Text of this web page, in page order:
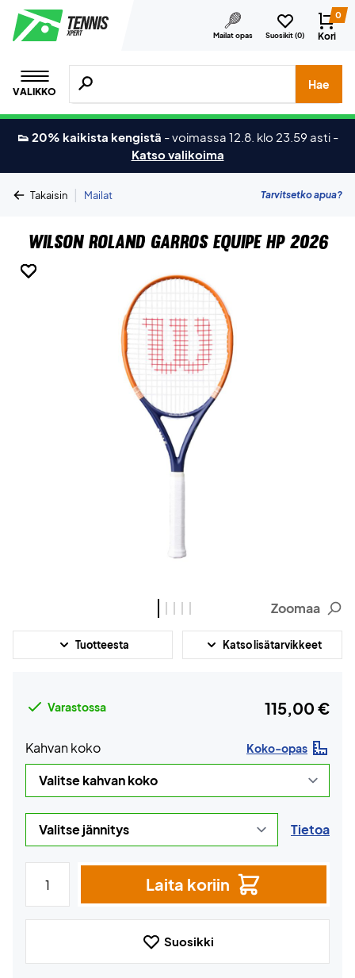
Mailat opas Suosikit (0)
0
Kori
VALIKKO
Hae tuotteita, merkkejä jne.
Hae
👟 20% kaikista kengistä -voimassa 12.8. klo 23.59 asti -
Katso valikoima
Takaisin | Mailat Tarvitsetko apua?
Wilson Roland Garros Equipe HP 2026
Zoomaa
Tuotteesta Katso lisätarvikkeet
Varastossa 115,00 €
Kahvan koko Koko-opas
Tietoa
Laita koriin
Suosikki